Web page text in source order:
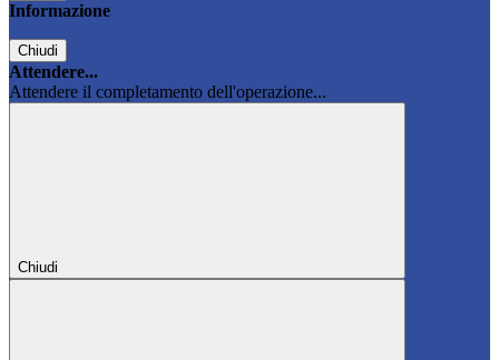
Informazione
Chiudi
Attendere...
Attendere il completamento dell'operazione...
Chiudi